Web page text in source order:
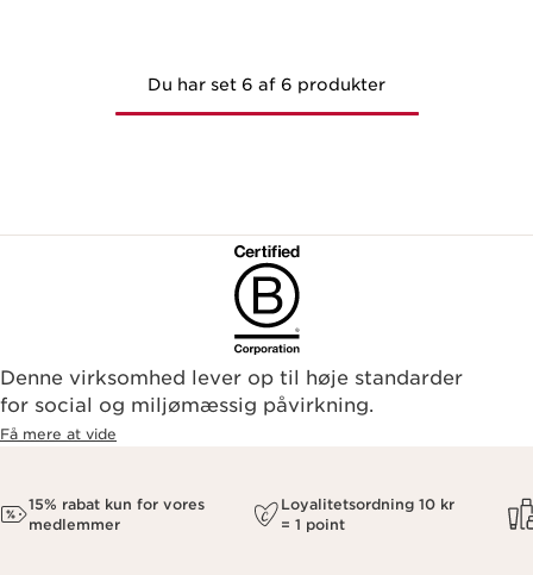
Du har set 6 af 6 produkter
Denne virksomhed lever op til høje standarder
for social og miljømæssig påvirkning.
Få mere at vide
15% rabat kun for vores
medlemmer
Loyalitetsordning 10 kr
= 1 point